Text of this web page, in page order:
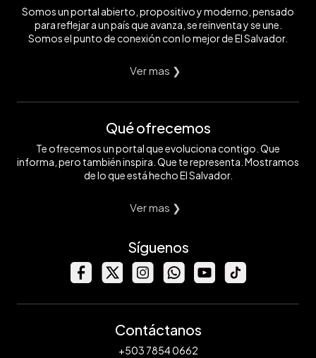
Somos un portal abierto, propositivo y moderno, pensado
para reflejar a un país que avanza, se reinventa y se une.
Somos el punto de conexión con lo mejor de El Salvador.
Ver mas ❯
Qué ofrecemos
Te ofrecemos un portal que evoluciona contigo. Que
informa, pero también inspira. Que te representa. Mostramos
de lo que está hecho El Salvador.
Ver mas ❯
Síguenos
Contáctanos
+503 7854 0662